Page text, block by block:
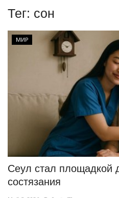
Обратная связь
ПАВЛОДАРСКАЯ ОБЛАСТЬ
МИР
СПЕЦПРОЕКТЫ
Чек-лист
Тег: сон
МИР
Сеул стал площадкой
состязания